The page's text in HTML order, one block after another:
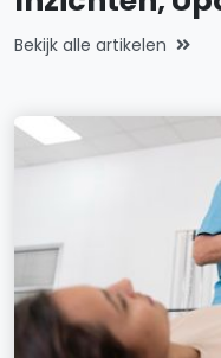
Bekijk alle artikelen